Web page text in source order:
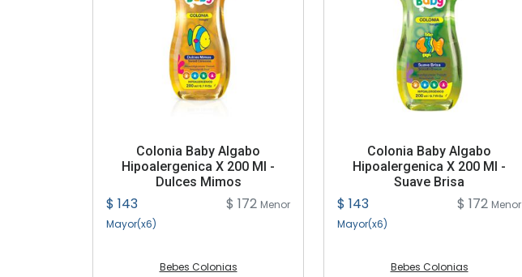
Colonia Baby Algabo
Hipoalergenica X 200 Ml -
Dulces Mimos
$ 143
Mayor(x6)
$ 172 Menor
Bebes Colonias
Colonia Baby Algabo
Hipoalergenica X 200 Ml -
Suave Brisa
$ 143
Mayor(x6)
$ 172 Menor
Bebes Colonias